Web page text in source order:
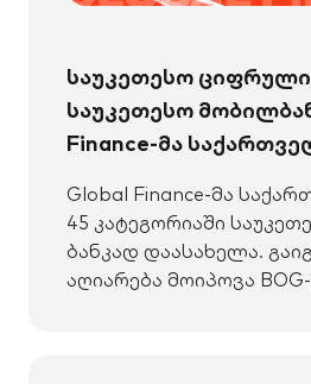
საუკეთესო ციფრული
საუკეთესო
Finance-მა
კატეგორიაში
Global Finance-მა
45 კატეგორიაში
ბანკად დაასახელა.
აღიარება მოიპოვა